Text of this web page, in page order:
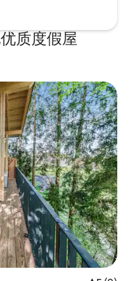
质度假屋